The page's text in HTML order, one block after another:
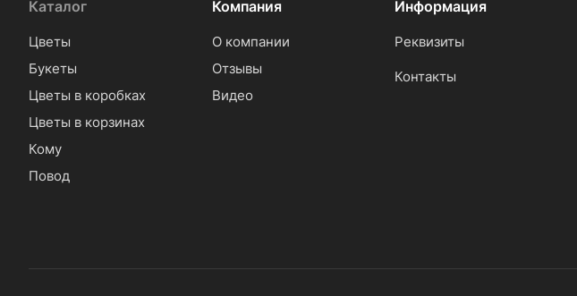
Каталог
Цветы
Букеты
Цветы в коробках
Цветы в корзинах
Кому
Повод
Компания
О компании
Отзывы
Видео
Информация
Реквизиты
Контакты